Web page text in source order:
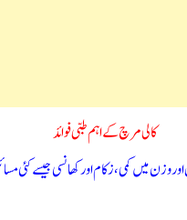
کالی مرچ کے اہم طبی فوائد
وزن میں کمی، زکام اور کھانسی جیسے کئی